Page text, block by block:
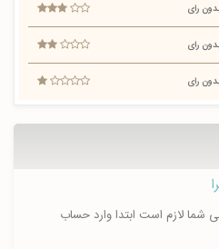
رای
رای
رای
شما لازم است ابتدا وارد حساب